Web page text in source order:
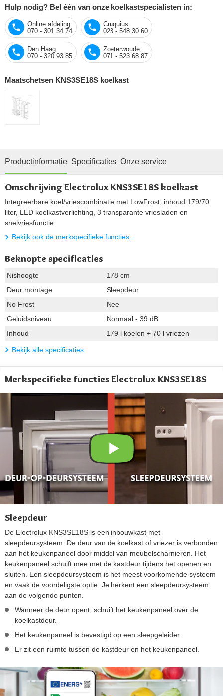
Hulp nodig? Bel één van onze koelkastspecialisten in:
Online afdeling
070 - 301 34 74
Cruquius
023 - 548 30 60
Den Haag
070 - 320 93 85
Zoeterwoude
071 - 523 68 87
Maatschetsen KNS3SE18S koelkast
Productinformatie Specificaties Onze service
Omschrijving Electrolux KNS3SE18S koelkast
Integreerbare koel/vriescombinatie met LowFrost, inhoud 179/70
liter, LED koelkastverlichting, 3 transparante vriesladen en
snelvriesfunctie.
Bekijk ook de merkspecifieke functies
Beknopte specificaties
Nishoogte
178 cm
Deur montage
Sleepdeur
No Frost
Nee
Geluidsniveau
Normaal - 39 dB
Inhoud
179 l koelen + 70 l vriezen
Bekijk alle specificaties
Merkspecifieke functies Electrolux KNS3SE18S
Sleepdeur
De Electrolux KNS3SE18S is een inbouwkast met
sleepdeursysteem. De deur van de koelkast of vriezer is verbonden
aan het keukenpaneel door middel van meubelscharnieren. Het
keukenpaneel schuift mee met de kastdeur tijdens het openen en
sluiten. Een sleepdeursysteem is het meest voorkomende systeem
en vaak de voordeligste optie. Je herkent een sleepdeursysteem
aan de volgende punten.
Wanneer de deur opent, schuift het keukenpaneel over de
koelkastdeur.
Het keukenpaneel is bevestigd op een sleepgeleider.
Er zit een ruimte tussen de kastdeur en het keukenpaneel.